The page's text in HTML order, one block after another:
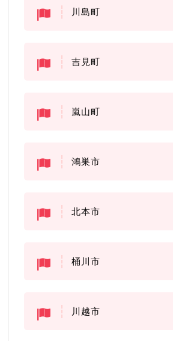
川島町
吉見町
嵐山町
鴻巣市
北本市
桶川市
川越市